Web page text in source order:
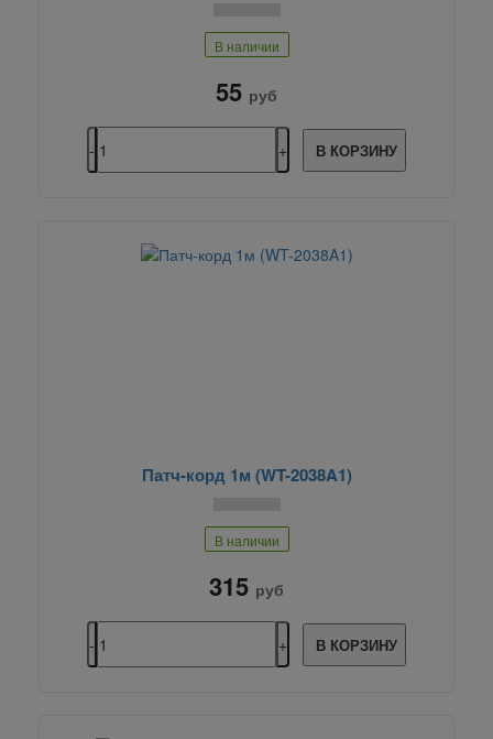
В наличии
55 руб
В КОРЗИНУ
Патч-корд 1м (WT-2038A1)
В наличии
315 руб
В КОРЗИНУ